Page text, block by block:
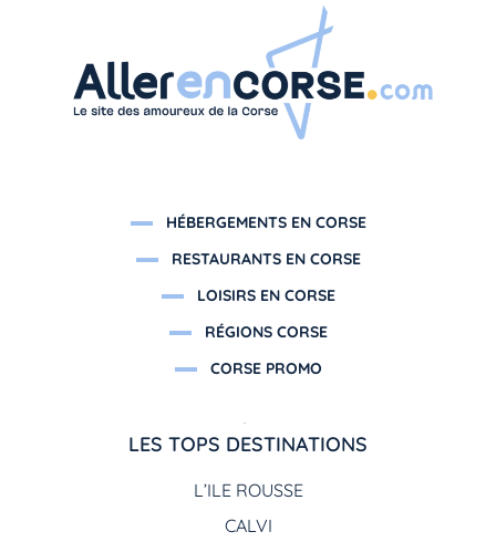
HÉBERGEMENTS EN CORSE
RESTAURANTS EN CORSE
LOISIRS EN CORSE
RÉGIONS CORSE
CORSE PROMO
LES TOPS DESTINATIONS
L’ILE ROUSSE
CALVI